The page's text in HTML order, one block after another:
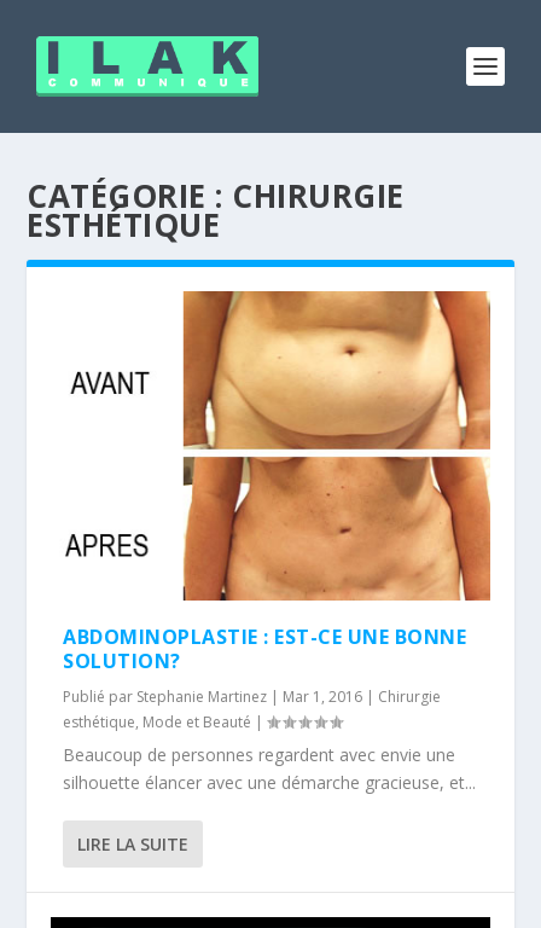
CATÉGORIE : CHIRURGIE
ESTHÉTIQUE
ABDOMINOPLASTIE : EST-CE UNE BONNE
SOLUTION?
Publié par Stephanie Martinez | Mar 1, 2016 | Chirurgie
esthétique, Mode et Beauté |
Beaucoup de personnes regardent avec envie une
silhouette élancer avec une démarche gracieuse, et...
LIRE LA SUITE